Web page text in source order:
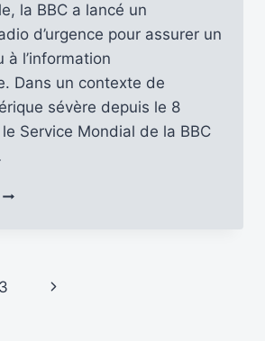
la BBC a lancé un
d’urgence pour assurer un
à l’information
Dans un contexte de
sévère depuis le 8
Service Mondial de la BBC
RADIO
3
Page